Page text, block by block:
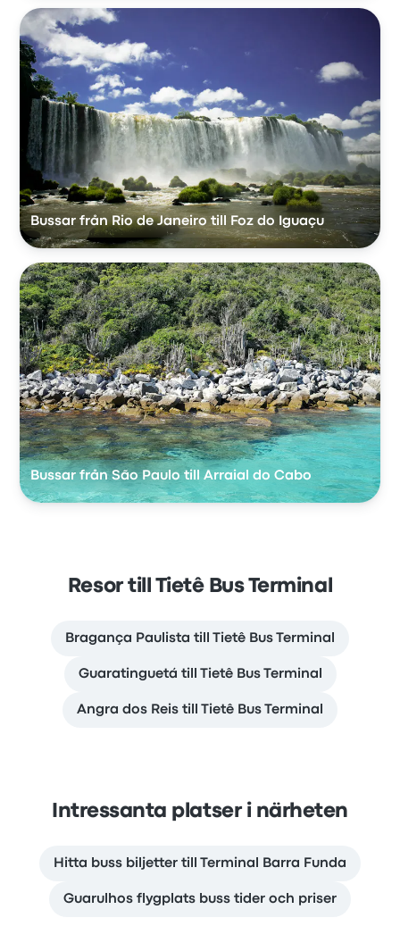
Bussar från Rio de Janeiro till Foz do Iguaçu
Bussar från São Paulo till Arraial do Cabo
Resor till Tietê Bus Terminal
Bragança Paulista till Tietê Bus Terminal
Guaratinguetá till Tietê Bus Terminal
Angra dos Reis till Tietê Bus Terminal
Intressanta platser i närheten
Hitta buss biljetter till Terminal Barra Funda
Guarulhos flygplats buss tider och priser